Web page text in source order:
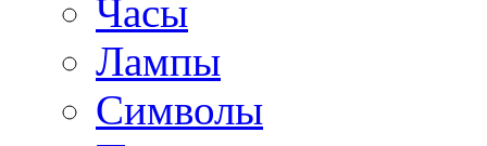
Часы
Лампы
Символы